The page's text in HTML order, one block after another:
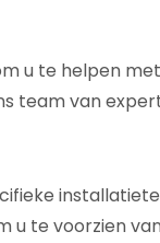
u te helpen
team van
u te voorzien